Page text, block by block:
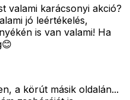
valami karácsonyi akció?
jó leértékelés,
is van valami! Ha
a körút másik oldalán...